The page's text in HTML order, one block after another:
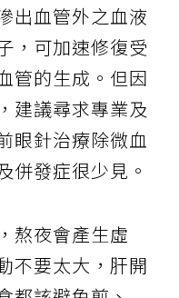
出血管外之血液
，可加速修復受
管的生成。但因
建議尋求專業及
眼針治療除微血
併發症很少見。
熬夜會產生虛
不要太大，肝開